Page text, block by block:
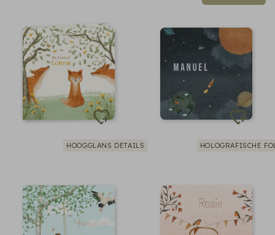
HOOGGLANS DETAILS HOLOGRAFISCHE